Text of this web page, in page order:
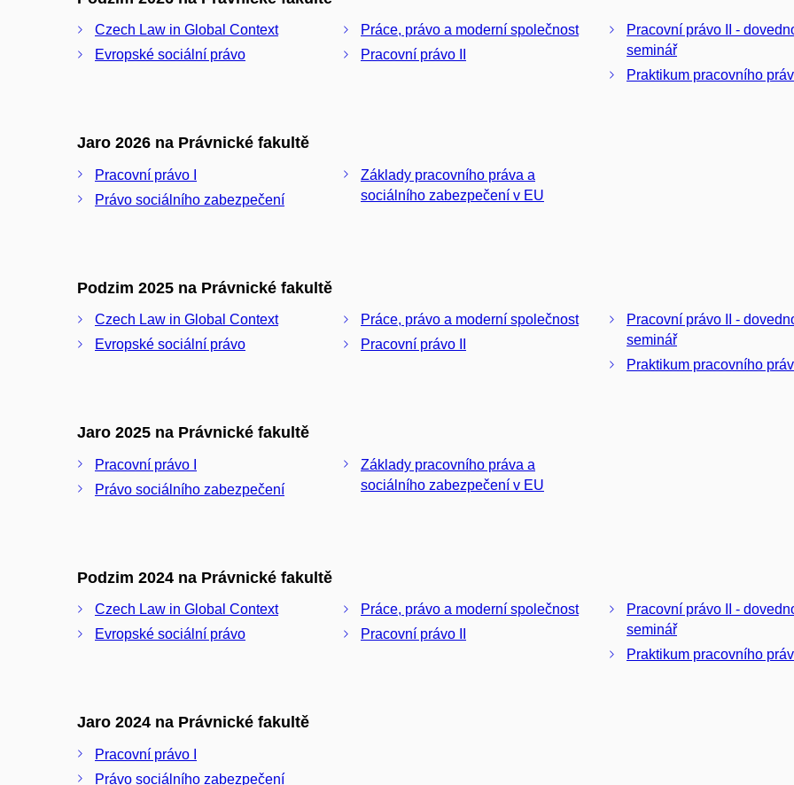
Czech Law in Global Context
Evropské sociální právo
Práce, právo a moderní společnost
Pracovní právo II
Pracovní právo II - dovednostní
seminář
Praktikum pracovního
Jaro 2026 na Právnické fakultě
Pracovní právo I
Právo sociálního zabezpečení
Základy pracovního práva a
sociálního zabezpečení v EU
Podzim 2025 na Právnické fakultě
Czech Law in Global Context
Evropské sociální právo
Práce, právo a moderní společnost
Pracovní právo II
Pracovní právo II - dovednostní
seminář
Praktikum pracovního
Jaro 2025 na Právnické fakultě
Pracovní právo I
Právo sociálního zabezpečení
Základy pracovního práva a
sociálního zabezpečení v EU
Podzim 2024 na Právnické fakultě
Czech Law in Global Context
Evropské sociální právo
Práce, právo a moderní společnost
Pracovní právo II
Pracovní právo II - dovednostní
seminář
Praktikum pracovního
Jaro 2024 na Právnické fakultě
Pracovní právo I
Právo sociálního zabezpečení